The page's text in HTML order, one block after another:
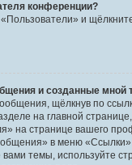
конференции?
и
и созданные мной
щёлкнув по
на главной
на странице вашего
в меню «Ссылки»
темы, используйте